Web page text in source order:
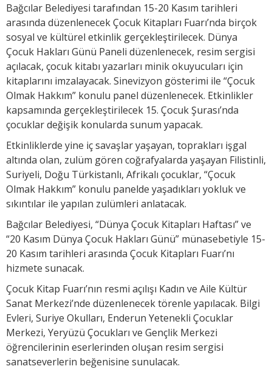
Bağcılar Belediyesi tarafından 15-20 Kasım tarihleri
arasında düzenlenecek Çocuk Kitapları Fuarı’nda birçok
sosyal ve kültürel etkinlik gerçekleştirilecek. Dünya
Çocuk Hakları Günü Paneli düzenlenecek, resim sergisi
açılacak, çocuk kitabı yazarları minik okuyucuları için
kitaplarını imzalayacak. Sinevizyon gösterimi ile “Çocuk
Olmak Hakkım” konulu panel düzenlenecek. Etkinlikler
kapsamında gerçekleştirilecek 15. Çocuk Şurası’nda
çocuklar değişik konularda sunum yapacak.
Etkinliklerde yine iç savaşlar yaşayan, toprakları işgal
altında olan, zulüm gören coğrafyalarda yaşayan Filistinli,
Suriyeli, Doğu Türkistanlı, Afrikalı çocuklar, “Çocuk
Olmak Hakkım” konulu panelde yaşadıkları yokluk ve
sıkıntılar ile yapılan zulümleri anlatacak.
Bağcılar Belediyesi, “Dünya Çocuk Kitapları Haftası” ve
“20 Kasım Dünya Çocuk Hakları Günü” münasebetiyle 15-
20 Kasım tarihleri arasında Çocuk Kitapları Fuarı’nı
hizmete sunacak.
Çocuk Kitap Fuarı’nın resmi açılışı Kadın ve Aile Kültür
Sanat Merkezi’nde düzenlenecek törenle yapılacak. Bilgi
Evleri, Suriye Okulları, Enderun Yetenekli Çocuklar
Merkezi, Yeryüzü Çocukları ve Gençlik Merkezi
öğrencilerinin eserlerinden oluşan resim sergisi
sanatseverlerin beğenisine sunulacak.